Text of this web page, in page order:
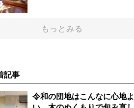
もっとみる
記事
令和の団地はこんなに心地よ